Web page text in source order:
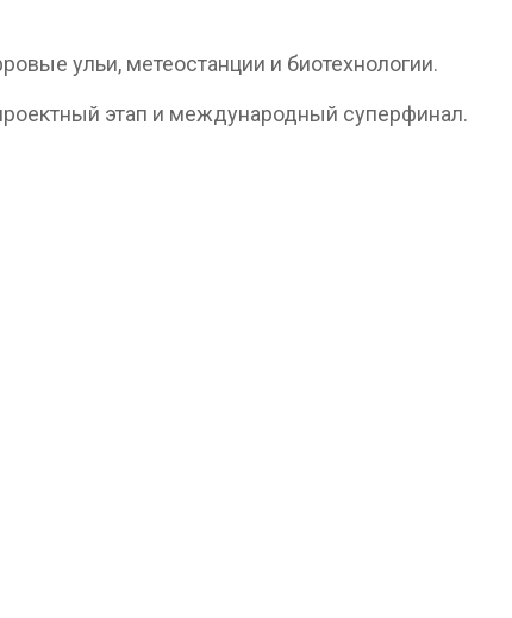
ульи, метеостанции и биотехнологии.
этап и международный суперфинал.